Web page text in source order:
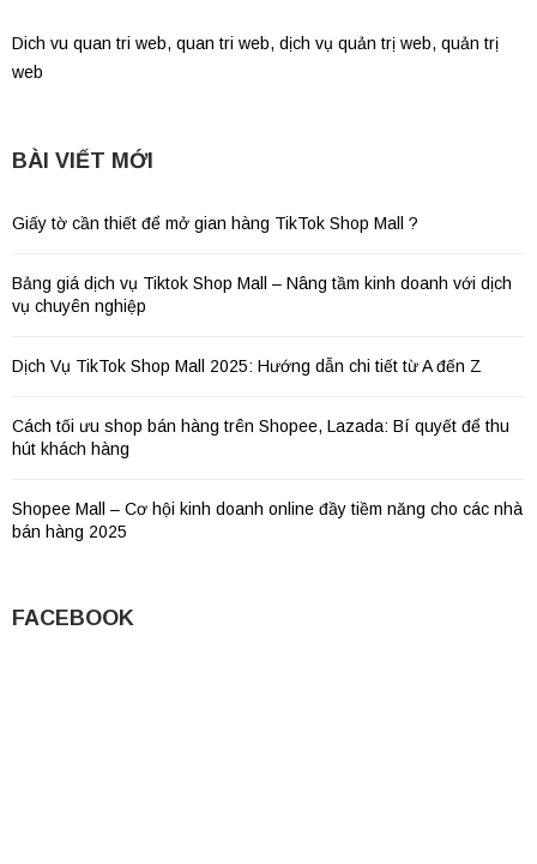
Dich vu quan tri web, quan tri web, dịch vụ quản trị web, quản trị
web
BÀI VIẾT MỚI
Giấy tờ cần thiết để mở gian hàng TikTok Shop Mall ?
Bảng giá dịch vụ Tiktok Shop Mall – Nâng tầm kinh doanh với dịch
vụ chuyên nghiệp
Dịch Vụ TikTok Shop Mall 2025: Hướng dẫn chi tiết từ A đến Z
Cách tối ưu shop bán hàng trên Shopee, Lazada: Bí quyết để thu
hút khách hàng
Shopee Mall – Cơ hội kinh doanh online đầy tiềm năng cho các nhà
bán hàng 2025
FACEBOOK